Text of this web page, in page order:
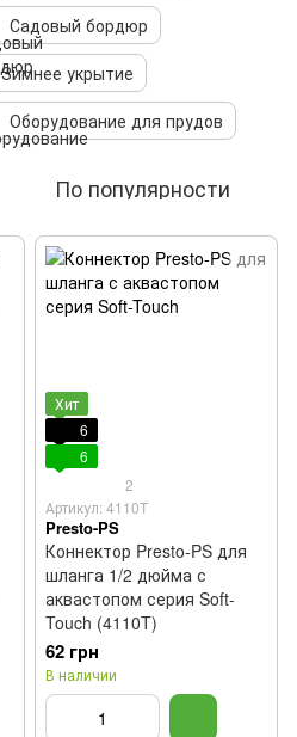
Садовый бордюр
Зимнее укрытие
Оборудование для прудов
По популярности
Хит
6
6
2
Артикул: 4110T
Presto-PS
Коннектор Presto-PS для
шланга 1/2 дюйма с
аквастопом серия Soft-
Touch (4110T)
62 грн
В наличии